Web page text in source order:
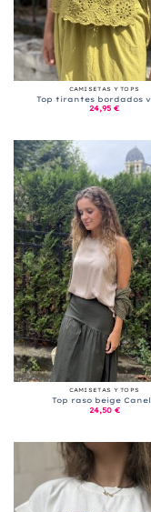
CAMISETAS Y TOPS
Top tirantes bordados
24,95 €
CAMISETAS Y TOPS
Top raso beige
24,50 €